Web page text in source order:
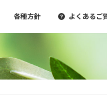
各種方針 よくあるご